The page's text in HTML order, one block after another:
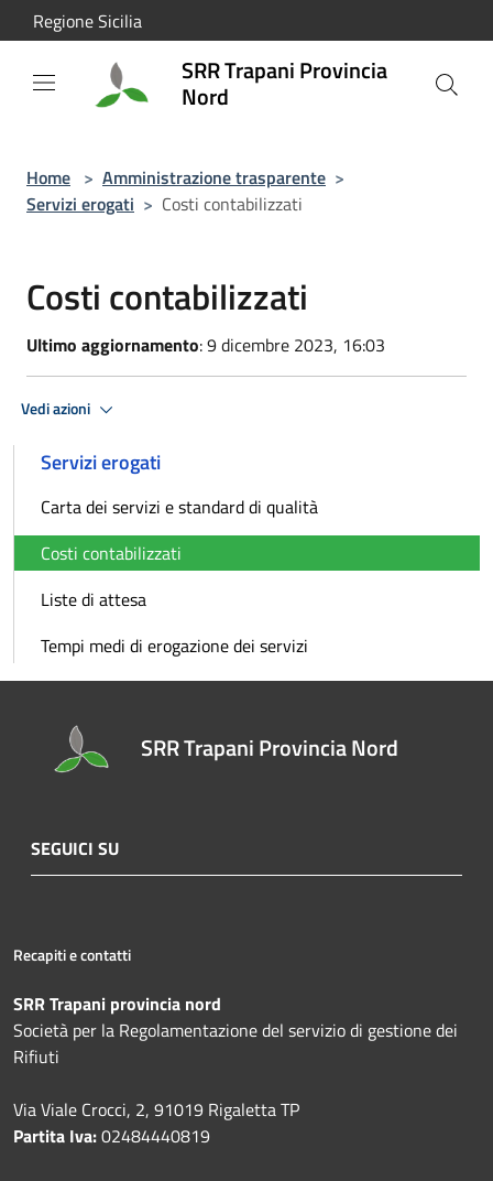
Salta al contenuto principale
Regione Sicilia
SRR Trapani Provincia
Nord
Home > Amministrazione trasparente >
Servizi erogati > Costi contabilizzati
Costi contabilizzati
Ultimo aggiornamento: 9 dicembre 2023, 16:03
Vedi azioni
Servizi erogati
Carta dei servizi e standard di qualità
Costi contabilizzati
Liste di attesa
Tempi medi di erogazione dei servizi
SRR Trapani Provincia Nord
SEGUICI SU
Recapiti e contatti
SRR Trapani provincia nord
Società per la Regolamentazione del servizio di gestione dei
Rifiuti
Via Viale Crocci, 2, 91019 Rigaletta TP
Partita Iva:02484440819